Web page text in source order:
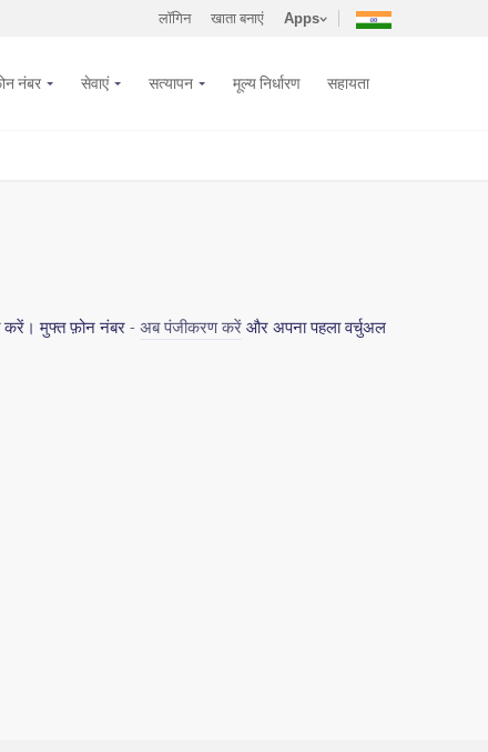
लॉगिन खाता बनाएं Apps
नंबर सेवाएं सत्यापन मूल्य निर्धारण सहायता
करें। मुफ्त फ़ोन नंबर - अब पंजीकरण करें और अपना पहला वर्चुअल